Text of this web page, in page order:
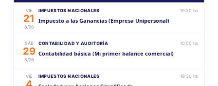
VIE
21
8/26
IMPUESTOS NACIONALES 19:30 hs
Impuesto a las Ganancias (Empresa Unipersonal)
SÁB
29
8/26
CONTABILIDAD Y AUDITORÍA 10:00 hs
Contabilidad básica (Mi primer balance comercial)
VIE IMPUESTOS NACIONALES 19:30 hs